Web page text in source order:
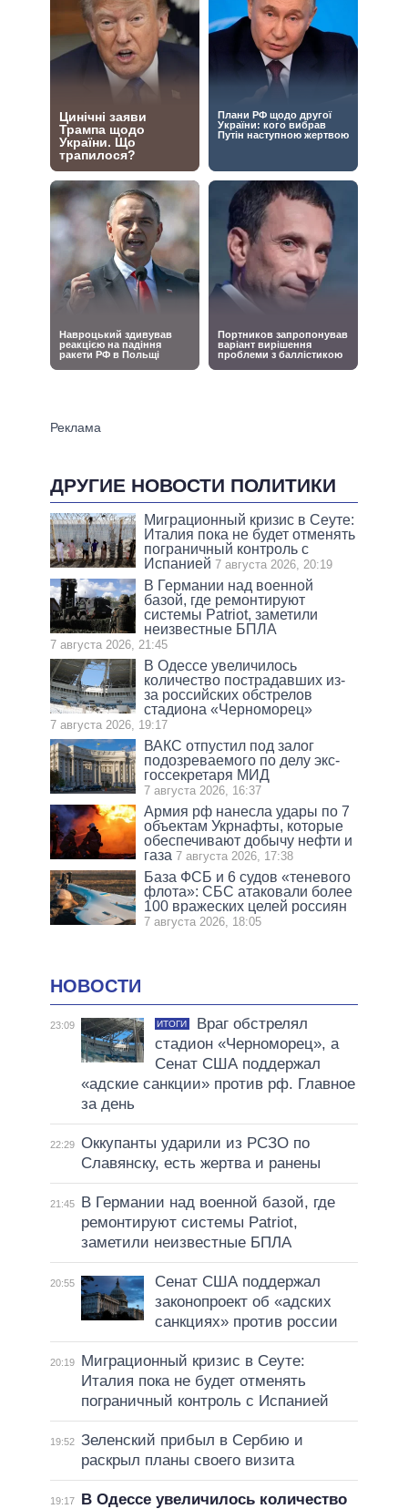
ДРУГИЕ НОВОСТИ ПОЛИТИКИ
Миграционный кризис в Сеуте:
Италия пока не будет отменять
пограничный контроль с
Испанией 7 августа 2026, 20:19
В Германии над военной
базой, где ремонтируют
системы Patriot, заметили
неизвестные БПЛА
7 августа 2026, 21:45
В Одессе увеличилось
количество пострадавших из-
за российских обстрелов
стадиона «Черноморец»
7 августа 2026, 19:17
ВАКС отпустил под залог
подозреваемого по делу экс-
госсекретаря МИД
7 августа 2026, 16:37
Армия рф нанесла удары по 7
объектам Укрнафты, которые
обеспечивают добычу нефти и
газа 7 августа 2026, 17:38
База ФСБ и 6 судов «теневого
флота»: СБС атаковали более
100 вражеских целей россиян
7 августа 2026, 18:05
НОВОСТИ
23:09 ИТОГИ
Враг обстрелял
стадион «Черноморец», а
Сенат США поддержал
«адские санкции» против рф. Главное
за день
22:29 Оккупанты ударили из РСЗО по
Славянску, есть жертва и ранены
21:45
В Германии над военной базой, где
ремонтируют системы Patriot,
заметили неизвестные БПЛА
20:55
Сенат США поддержал
законопроект об «адских
санкциях» против россии
20:19
Миграционный кризис в Сеуте:
Италия пока не будет отменять
пограничный контроль с Испанией
19:52 Зеленский прибыл в Сербию и
раскрыл планы своего визита
19:17
В Одессе увеличилось количество